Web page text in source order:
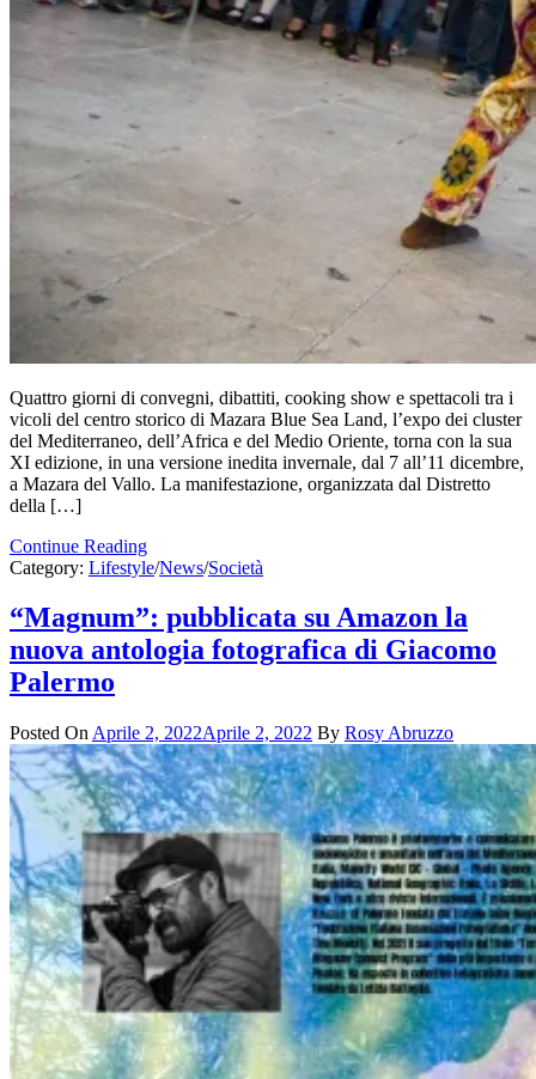
Quattro giorni di convegni, dibattiti, cooking show e spettacoli tra i
vicoli del centro storico di Mazara Blue Sea Land, l’expo dei cluster
del Mediterraneo, dell’Africa e del Medio Oriente, torna con la sua
XI edizione, in una versione inedita invernale, dal 7 all’11 dicembre,
a Mazara del Vallo. La manifestazione, organizzata dal Distretto
della […]
Continue Reading
Category: Lifestyle/News/Società
“Magnum”: pubblicata su Amazon la
nuova antologia fotografica di Giacomo
Palermo
Posted On Aprile 2, 2022Aprile 2, 2022 By Rosy Abruzzo